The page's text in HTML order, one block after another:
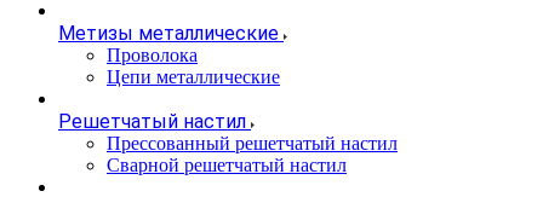
Метизы металлические
Проволока
Цепи металлические
Решетчатый настил
Прессованный решетчатый настил
Сварной решетчатый настил